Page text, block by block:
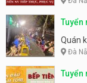
Tuyển
Quán
Đà
Tuyển